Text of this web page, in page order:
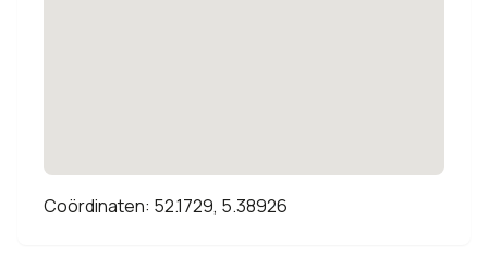
Coördinaten: 52.1729, 5.38926